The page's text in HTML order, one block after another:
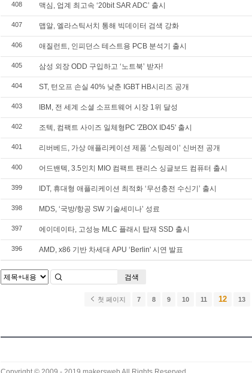
408 맥심, 업계 최고속 ‘20bit SAR ADC’ 출시
407 맵알, 엘라스틱서치 통해 빅데이터 검색 강화
406 애질런트, 인피던스 테스트용 PCB 분석기 출시
405 삼성 외장 ODD 구입하고 ‘노트북’ 받자!
404 ST, 턴오프 손실 40% 낮춘 IGBT HB시리즈 공개
403 IBM, 전 세계 소셜 소프트웨어 시장 1위 달성
402 조텍, 컴팩트 사이즈 일체형PC 'ZBOX ID45' 출시
401 리버베드, 가상 애플리케이션 제품 ‘스팅레이’ 신버전 공개
400 어드밴텍, 3.5인치 MIO 컴팩트 팬리스 싱글보드 컴퓨터 출시
399 IDT, 휴대형 애플리케이션 최적화 ‘무선충전 수신기’ 출시
398 MDS, ‘국방/항공 SW 기술세미나’ 성료
397 에이데이타, 고성능 MLC 플래시 탑재 SSD 출시
396 AMD, x86 기반 차세대 APU ‘Berlin' 시연 발표
검색
첫 페이지 7 8 9 10 11 12 13